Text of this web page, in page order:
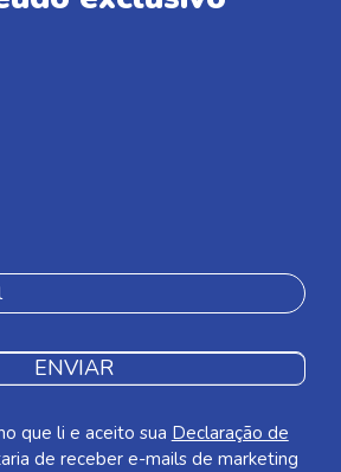
ENVIAR
que li e aceito sua Declaração de
de receber e-mails de marketing